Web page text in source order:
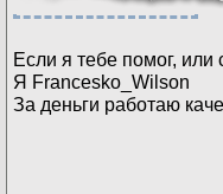
Если я тебе помог, или
Я Francesko_Wilson
За деньги работаю